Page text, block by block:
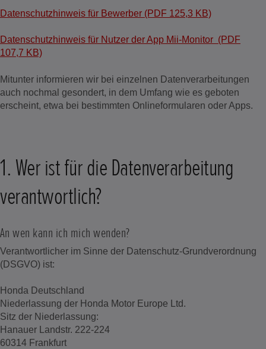
Datenschutzhinweis für Bewerber (PDF 125,3 KB)
Datenschutzhinweis für Nutzer der App Mii-Monitor (PDF
107,7 KB)
Mitunter informieren wir bei einzelnen Datenverarbeitungen
auch nochmal gesondert, in dem Umfang wie es geboten
erscheint, etwa bei bestimmten Onlineformularen oder Apps.
1. Wer ist für die Datenverarbeitung
verantwortlich?
An wen kann ich mich wenden?
Verantwortlicher im Sinne der Datenschutz-Grundverordnung
(DSGVO) ist:
Honda Deutschland
Niederlassung der Honda Motor Europe Ltd.
Sitz der Niederlassung:
Hanauer Landstr. 222-224
60314 Frankfurt